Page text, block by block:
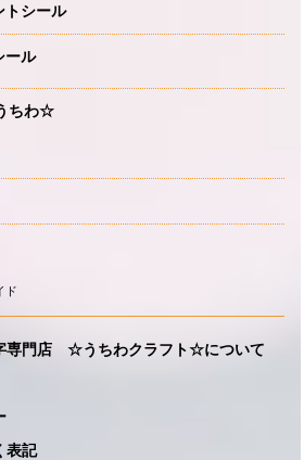
トシール
ール
ちわ☆
ド
専門店 ☆うちわクラフト☆について
表記